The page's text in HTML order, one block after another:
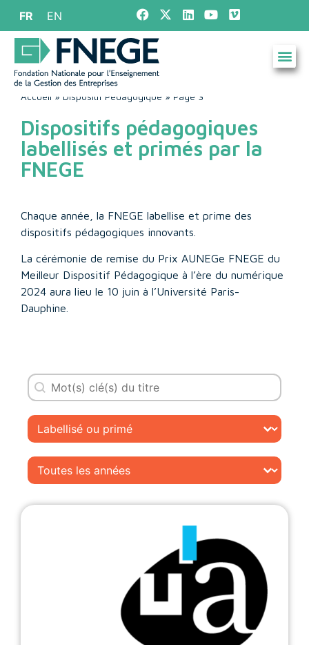
FR EN
Accueil » Dispositif Pédagogique » Page 3
Dispositifs pédagogiques
labellisés et primés par la
FNEGE
Chaque année, la FNEGE labellise et prime des
dispositifs pédagogiques innovants.
La cérémonie de remise du Prix AUNEGe FNEGE du
Meilleur Dispositif Pédagogique à l’ère du numérique
2024 aura lieu le 10 juin à l’Université Paris-
Dauphine.
Recherche
Statut
Année